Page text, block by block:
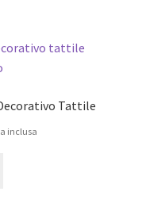
Le
opzioni
essere
scelte
Tattile
inclusa